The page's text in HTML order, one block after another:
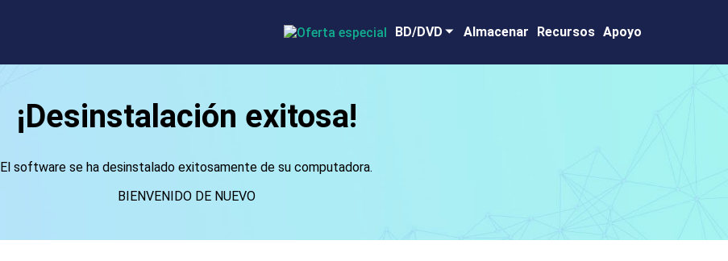
BD/DVD Almacenar Recursos Apoyo
¡Desinstalación exitosa!
El software se ha desinstalado exitosamente de su computadora.
BIENVENIDO DE NUEVO